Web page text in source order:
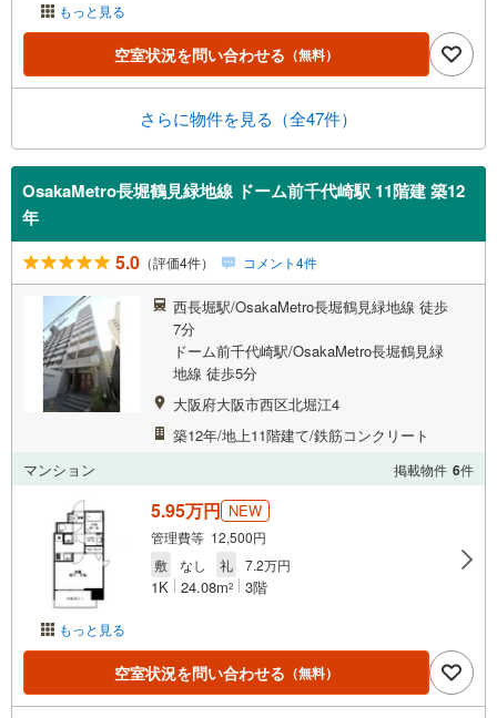
もっと見る
空室状況を問い合わせる （無料）
さらに物件を見る（全47件）
OsakaMetro長堀鶴見緑地線 ドーム前千代崎駅 11階建 築12
年
5.0 （評価4件） コメント4件
西長堀駅/OsakaMetro長堀鶴見緑地線 徒歩
7分
ドーム前千代崎駅/OsakaMetro長堀鶴見緑
地線 徒歩5分
大阪府大阪市西区北堀江4
築12年/地上11階建て/鉄筋コンクリート
マンション
掲載物件 6件
もっと見る
5.95万円 NEW
管理費等 12,500円
敷
なし 礼 7.2万円
1K 24.08m2 3階
空室状況を問い合わせる （無料）